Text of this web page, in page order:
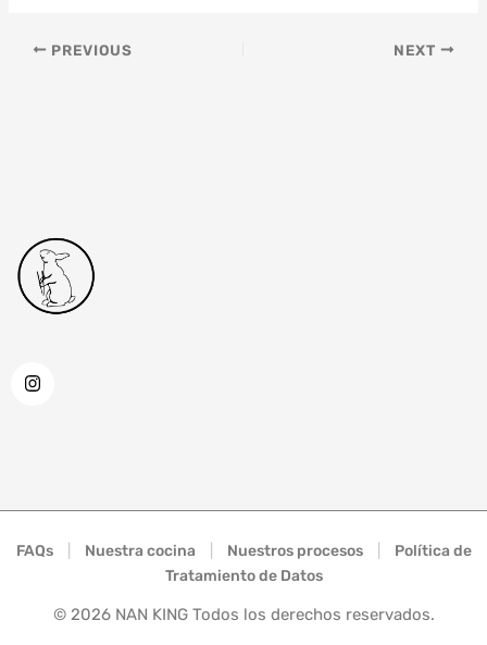
PREVIOUS NEXT
FAQs Nuestra cocina Nuestros procesos
Política de
Tratamiento de Datos
© 2026NAN KING Todos los derechos reservados.